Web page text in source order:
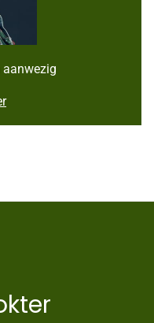
g
h
aanwezig
M
r
v
B
r